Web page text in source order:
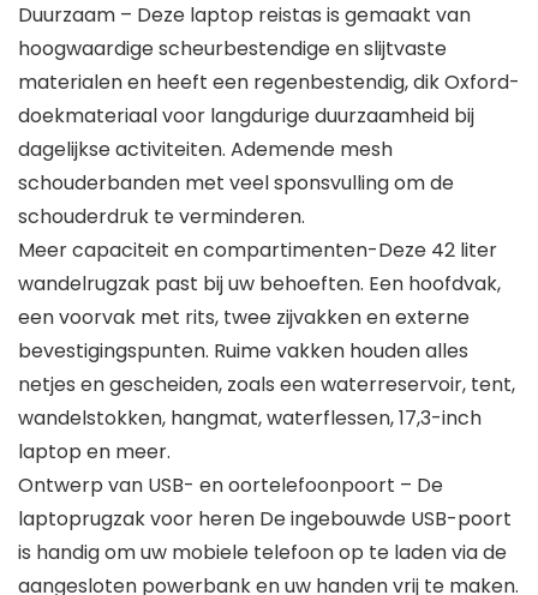
Duurzaam – Deze laptop reistas is gemaakt van
hoogwaardige scheurbestendige en slijtvaste
materialen en heeft een regenbestendig, dik Oxford-
doekmateriaal voor langdurige duurzaamheid bij
dagelijkse activiteiten. Ademende mesh
schouderbanden met veel sponsvulling om de
schouderdruk te verminderen.
Meer capaciteit en compartimenten-Deze 42 liter
wandelrugzak past bij uw behoeften. Een hoofdvak,
een voorvak met rits, twee zijvakken en externe
bevestigingspunten. Ruime vakken houden alles
netjes en gescheiden, zoals een waterreservoir, tent,
wandelstokken, hangmat, waterflessen, 17,3-inch
laptop en meer.
Ontwerp van USB- en oortelefoonpoort – De
laptoprugzak voor heren De ingebouwde USB-poort
is handig om uw mobiele telefoon op te laden via de
aangesloten powerbank en uw handen vrij te maken.